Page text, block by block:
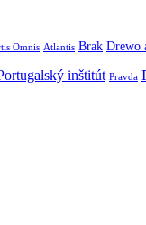
Omnis Atlantis Brak Drewo
inštitút Pravda